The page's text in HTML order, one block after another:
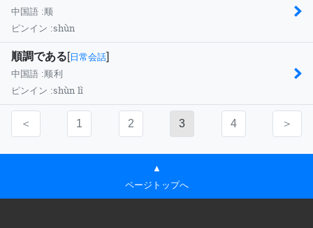
中国語 : 顺
ピンイン :shùn
順調である[ 日常会話]
中国語 : 顺利
ピンイン :shùn lì
＜ 1 2 3 4 ＞
▲
ページトップへ